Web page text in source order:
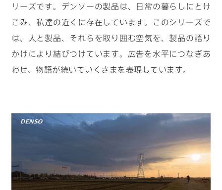
リーズです。デンソーの製品は、日常の暮らしにとけ
こみ、私達の近くに存在しています。このシリーズで
は、人と製品、それらを取り囲む空気を、製品の語り
かけにより結びつけています。広告を水平につなぎあ
わせ、物語が続いていくさまを表現しています。